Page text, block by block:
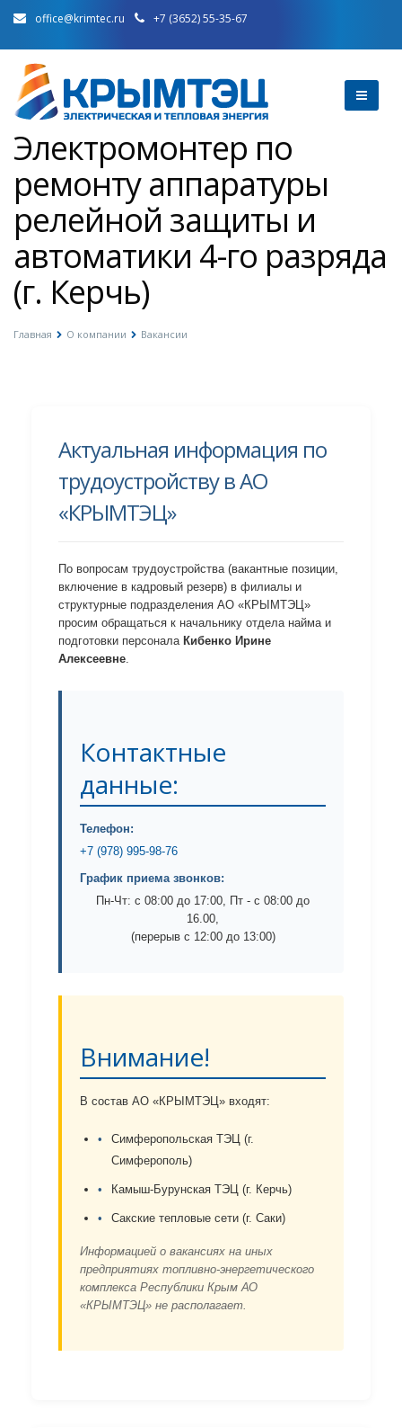
office@krimtec.ru +7 (3652) 55-35-67
Электромонтер по
ремонту аппаратуры
релейной защиты и
автоматики 4-го разряда
(г. Керчь)
Главная О компании Вакансии
Актуальная информация по
трудоустройству в АО
«КРЫМТЭЦ»
По вопросам трудоустройства (вакантные позиции,
включение в кадровый резерв) в филиалы и
структурные подразделения АО «КРЫМТЭЦ»
просим обращаться к начальнику отдела найма и
подготовки персонала Кибенко Ирине
Алексеевне.
Контактные
данные:
Телефон:
+7 (978) 995-98-76
График приема звонков:
Пн-Чт: с 08:00 до 17:00, Пт - с 08:00 до
16.00,
(перерыв с 12:00 до 13:00)
Внимание!
В состав АО «КРЫМТЭЦ» входят:
Симферопольская ТЭЦ (г.
Симферополь)
Камыш-Бурунская ТЭЦ (г. Керчь)
Сакские тепловые сети (г. Саки)
Информацией о вакансиях на иных
предприятиях топливно-энергетического
комплекса Республики Крым АО
«КРЫМТЭЦ» не располагает.